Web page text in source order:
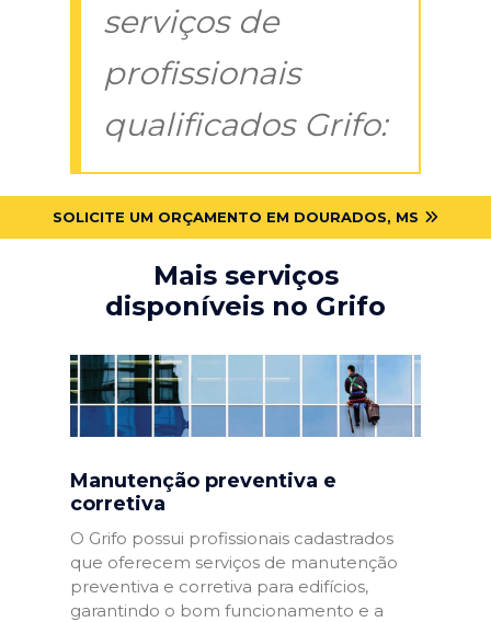
serviços de
profissionais
qualificados Grifo:
SOLICITE UM ORÇAMENTO EM DOURADOS, MS
Mais serviços
disponíveis no Grifo
Manutenção preventiva e
corretiva
O Grifo possui profissionais cadastrados
que oferecem serviços de manutenção
preventiva e corretiva para edifícios,
garantindo o bom funcionamento e a